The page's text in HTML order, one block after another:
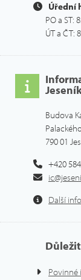
Úřední
PO a ST:
ÚT a ČT:
Budova
790 01
+420
Další
Povinné